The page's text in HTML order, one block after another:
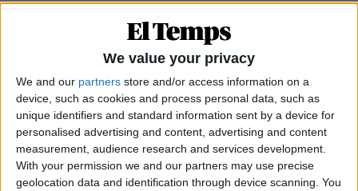
We value your privacy
We and our partners store and/or access information on a
device, such as cookies and process personal data, such as
unique identifiers and standard information sent by a device for
personalised advertising and content, advertising and content
measurement, audience research and services development.
With your permission we and our partners may use precise
geolocation data and identification through device scanning. You
Qui és Ánchel Lois Saludas, el pastor que s'ha entestat a recopilar
totes les paraules del belsetà,
La resurrecció de les nostres lletraferides
medievals
L'AVL rescata de l'oblit les escriptores de l'edat mitjana
PerMoisés Pérez
Xavier Antich: «Calia fer un salt a la Federació
Llull davant un Estat hostil»